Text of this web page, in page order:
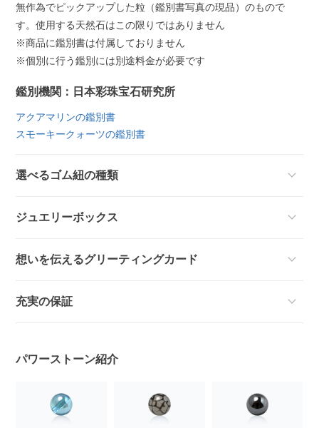
無作為でピックアップした粒（鑑別書写真の現品）のもので
す。使用する天然石はこの限りではありません
※商品に鑑別書は付属しておりません
※個別に行う鑑別には別途料金が必要です
鑑別機関：日本彩珠宝石研究所
アクアマリンの鑑別書
スモーキークォーツの鑑別書
選べるゴム紐の種類
ジュエリーボックス
想いを伝えるグリーティングカード
充実の保証
パワーストーン紹介